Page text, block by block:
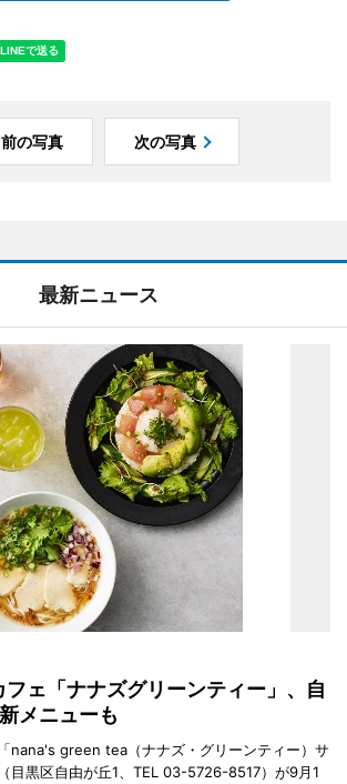
前の写真 次の写真
最新ニュース
ェ「ナナズグリーンティー」、自
メニューも
nana's green tea（ナナズ・グリーンティー）サ
目黒区自由が丘1、TEL 03-5726-8517）が9月1